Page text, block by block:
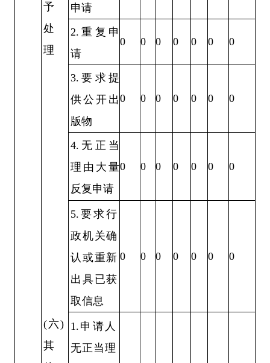
予
处
理
申请
2.重复申
请
0 0 0 0 0 0 0
3.要求提
供公开出
版物
0 0 0 0 0 0 0
4.无正当
理由大量
反复申请
0 0 0 0 0 0 0
5.要求行
政机关确
认或重新
出具已获
取信息
0 0 0 0 0 0 0
(六)
其
1.申请人
无正当理